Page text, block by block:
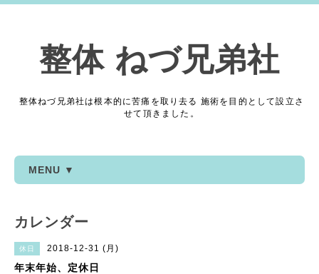
整体 ねづ兄弟社
整体ねづ兄弟社は根本的に苦痛を取り去る 施術を目的として設立さ
せて頂きました。
MENU ▼
カレンダー
休日 2018-12-31 (月)
年末年始、定休日